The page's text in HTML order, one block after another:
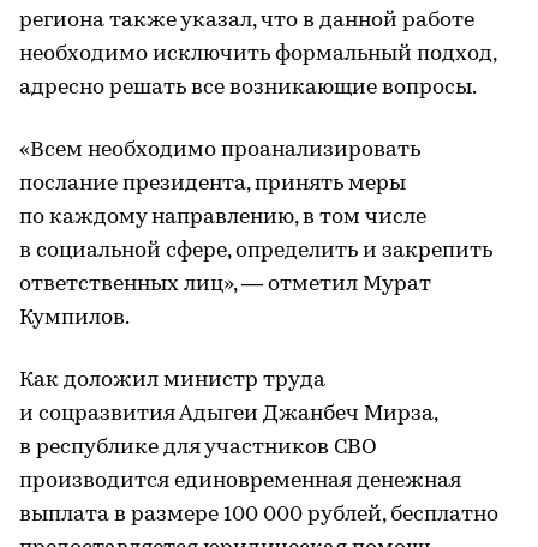
региона также указал, что в данной работе
необходимо исключить формальный подход,
адресно решать все возникающие вопросы.
«Всем необходимо проанализировать
послание президента, принять меры
по каждому направлению, в том числе
в социальной сфере, определить и закрепить
ответственных лиц», — отметил Мурат
Кумпилов.
Как доложил министр труда
и соцразвития Адыгеи Джанбеч Мирза,
в республике для участников СВО
производится единовременная денежная
выплата в размере 100 000 рублей, бесплатно